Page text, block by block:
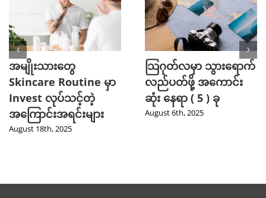
အမျိုးသားတွေ
Skincare Routine မှာ
Invest လုပ်သင့်တဲ့
အကြောင်းအရင်းများ
August 18th, 2025
သြဂုတ်လမှာ သွားရောက်
လည်ပတ်ဖို့ အကောင်း
ဆုံး နေရာ ( 5 ) ခု
August 6th, 2025